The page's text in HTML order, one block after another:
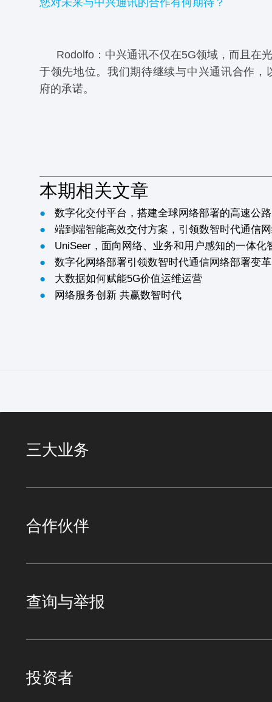
您对未来与中兴通讯的合作有何期待？
Rodolfo：中兴通讯不仅在5G领域，而且在
于领先地位。我们期待继续与中兴通讯合作，
府的承诺。
本期相关文章
●
数字化交付平台，搭建全球网络部署的高速公路
●
端到端智能高效交付方案，引领数智时代通信
●
UniSeer，面向网络、业务和用户感知的一体化
●
数字化网络部署引领数智时代通信网络部署变革
●
大数据如何赋能5G价值运维运营
●
网络服务创新 共赢数智时代
三大业务
合作伙伴
查询与举报
投资者